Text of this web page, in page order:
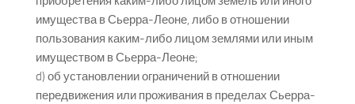
имущества в Сьерра-Леоне, либо в отношении
пользования каким-либо лицом землями или иным
имуществом в Сьерра-Леоне;
d) об установлении ограничений в отношении
передвижения или проживания в пределах Сьерра-